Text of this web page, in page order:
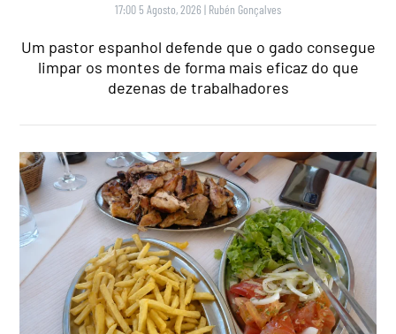
17:00 5 Agosto, 2026 | Rubén Gonçalves
Um pastor espanhol defende que o gado consegue
limpar os montes de forma mais eficaz do que
dezenas de trabalhadores